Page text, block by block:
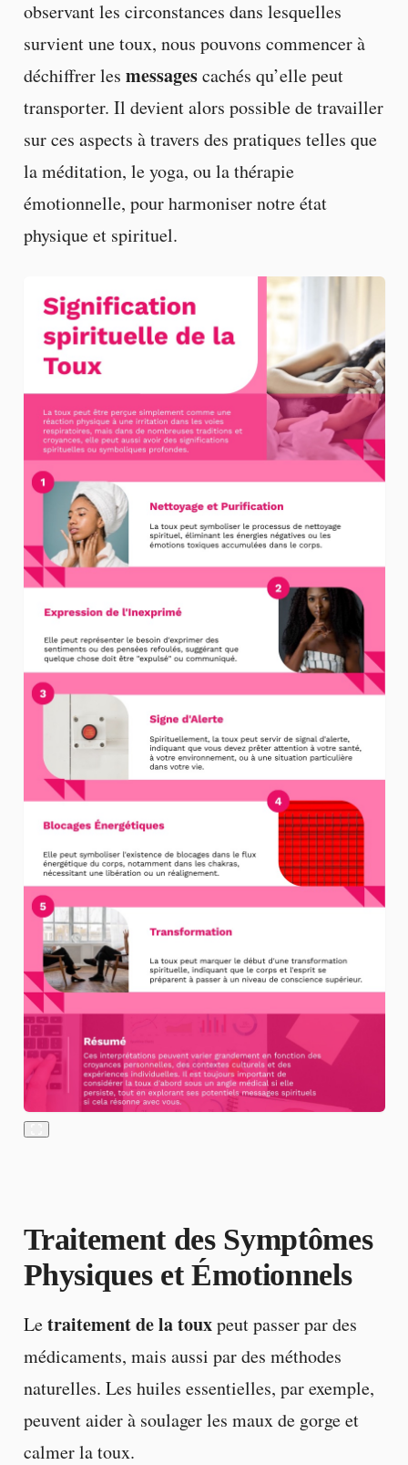
observant les circonstances dans lesquelles
survient une toux, nous pouvons commencer à
déchiffrer les messagescachés qu’elle peut
transporter. Il devient alors possible de travailler
sur ces aspects à travers des pratiques telles que
la méditation, le yoga, ou la thérapie
émotionnelle, pour harmoniser notre état
physique et spirituel.
Traitement des Symptômes
Physiques et Émotionnels
Letraitement de la touxpeut passer par des
médicaments, mais aussi par des méthodes
naturelles. Les huiles essentielles, par exemple,
peuvent aider à soulager les maux de gorge et
calmer la toux.